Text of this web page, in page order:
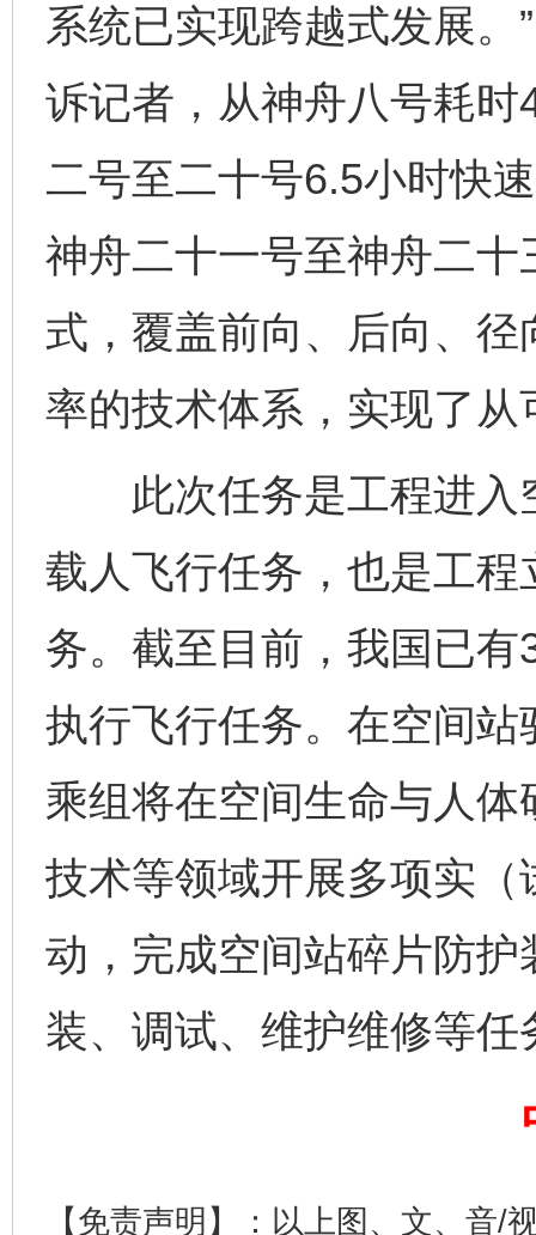
系统已实现跨越式发展
诉记者，从神舟八号耗
二号至二十号6.5小时快
神舟二十一号至神舟二
式，覆盖前向、后向、
率的技术体系，实现了
此次任务是工程进入
载人飞行任务，也是工
务。截至目前，我国已
执行飞行任务。在空间
乘组将在空间生命与人
技术等领域开展多项实
动，完成空间站碎片防
装、调试、维护维修等任
【免责声明】：以上图、文、音/
完善运行机制助力责任有效落实 一纸欠